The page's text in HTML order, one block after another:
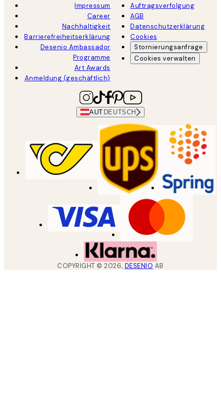
Impressum
Career
Nachhaltigkeit
Barrierefreiheitserklärung
Desenio Ambassador
Programme
Art Awards
Anmeldung (geschäftlich)
Auftragsverfolgung
AGB
Datenschutzerklärung
Cookies
Stornierungsanfrage
Cookies verwalten
AUT DEUTSCH
COPYRIGHT ©2026, DESENIO AB